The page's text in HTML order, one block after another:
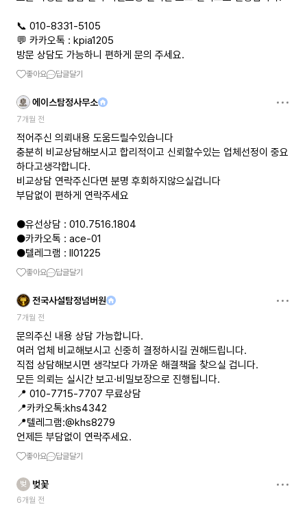
📞 010-8331-5105
💬 카카오톡 : kpia1205
방문 상담도 가능하니 편하게 문의 주세요.
좋아요 답글달기
에이스탐정사무소
7개월 전
적어주신 의뢰내용 도움드릴수있습니다
충분히 비교상담해보시고 합리적이고 신뢰할수있는 업체선정이 중요
하다고생각합니다.
비교상담 연락주신다면 분명 후회하지않으실겁니다
부담없이 편하게 연락주세요
●유선상담 : 010.7516.1804
●카카오톡 : ace-01
●텔레그램 : ll01225
좋아요 답글달기
전국사설탐정넘버원
7개월 전
문의주신 내용 상담 가능합니다.
여러 업체 비교해보시고 신중히 결정하시길 권해드립니다.
직접 상담해보시면 생각보다 가까운 해결책을 찾으실 겁니다.
모든 의뢰는 실시간 보고·비밀보장으로 진행됩니다.
📍 010-7715-7707 무료상담
📍카카오톡:khs4342
📍텔레그램:@khs8279
언제든 부담없이 연락주세요.
좋아요 답글달기
벚 벚꽃
6개월 전